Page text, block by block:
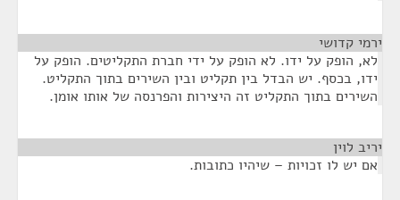
ירמי קדושי
לא, הופק על ידו. לא הופק על ידי חברת התקליטים. הופק על
ידו, בכסף. יש הבדל בין תקליט ובין השירים בתוך התקליט.
השירים בתוך התקליט זה היצירות והפרנסה של אותו אומן.
יריב לוין
אם יש לו זכויות – שיהיו כתובות.